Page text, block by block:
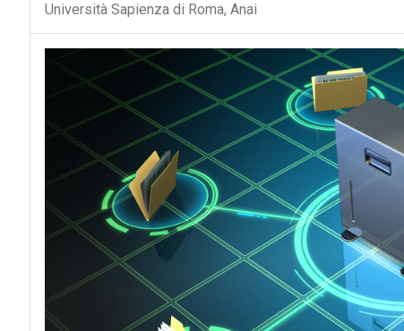
Università Sapienza di Roma, Anai